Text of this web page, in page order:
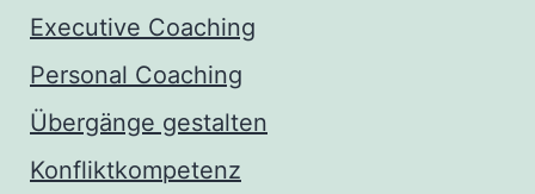
Executive Coaching
Personal Coaching
Übergänge gestalten
Konfliktkompetenz